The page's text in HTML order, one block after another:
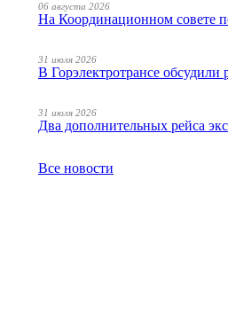
06 августа 2026
На Координационном совете
31 июля 2026
В Горэлектротрансе обсудили
31 июля 2026
Два дополнительных рейса
Все новости